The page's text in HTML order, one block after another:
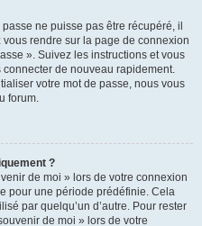
ne puisse pas être récupéré, il
rendre sur la page de connexion
». Suivez les instructions et vous
de nouveau rapidement.
votre mot de passe, nous vous
forum.
?
de moi » lors de votre connexion
pour une période prédéfinie. Cela
par quelqu’un d’autre. Pour rester
de moi » lors de votre